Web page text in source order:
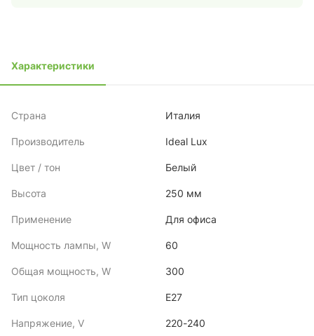
Характеристики
Страна Италия
Производитель Ideal Lux
Цвет / тон Белый
Высота 250 мм
Применение Для офиса
Мощность лампы, W 60
Общая мощность, W 300
Тип цоколя E27
Напряжение, V 220-240